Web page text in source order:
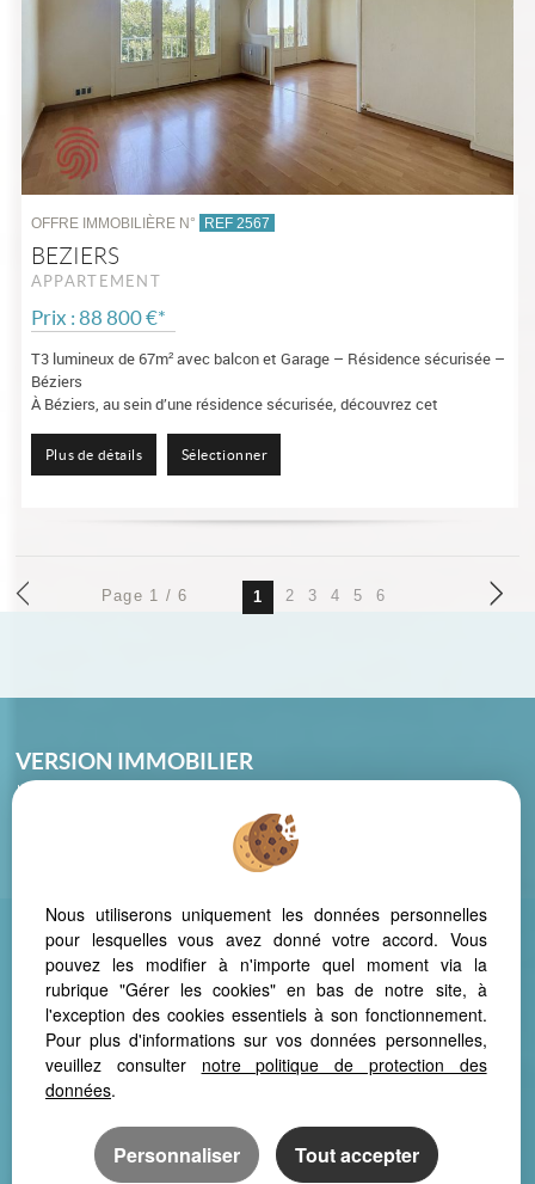
OFFRE IMMOBILIÈRE N° REF 2567
BEZIERS
APPARTEMENT
Prix : 88 800 €*
T3 lumineux de 67m² avec balcon et Garage – Résidence sécurisée –
Béziers
À Béziers, au sein d’une résidence sécurisée, découvrez cet
agréable et...
Plus de détails Sélectionner
Page 1 / 6 1 2 3 4 5 6
VERSION IMMOBILIER
La Montagnette – 46, Avenue des cistes
34420 VILLENEUVE LES BEZIERS
Mentions Légales Politique de protection des données
Notre barème d'honoraires
Extranet
votre tablette ou votre smartphone, notre site s’adapte
automatiquement aux différents types d'écrans
Nous utiliserons uniquement les données personnelles
pour lesquelles vous avez donné votre accord. Vous
pouvez les modifier à n'importe quel moment via la
rubrique "Gérer les cookies" en bas de notre site, à
l'exception des cookies essentiels à son fonctionnement.
Pour plus d'informations sur vos données personnelles,
veuillez consulter notre politique de protection des
données.
Personnaliser Tout accepter